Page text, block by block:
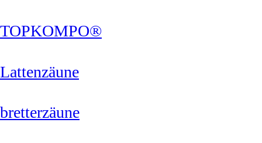
TOPKOMPO®
Lattenzäune
bretterzäune